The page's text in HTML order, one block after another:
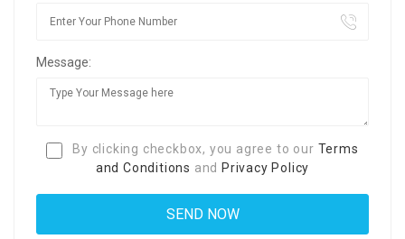
Message:
By clicking checkbox, you agree to our Terms
and Conditions and Privacy Policy